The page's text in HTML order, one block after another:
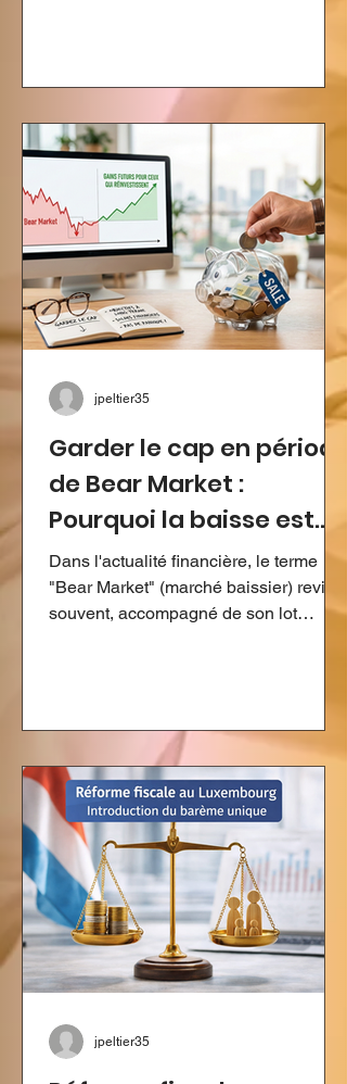
campagne française débutera le 9 avril
, soit deux jours après celle du
Luxembourg qui s'ouvrira le 7 avril .
Pour les résidents et les frontaliers, ces
quelques semaines sont cruciales.
Quelle échéance pour votre profil ? La
stratégie "combinée" : Pour une
Garder le cap en période
de Bear Market :
Pourquoi la baisse est
votre alliée
Dans l'actualité financière, le terme
"Bear Market" (marché baissier) revient
souvent, accompagné de son lot
Market : Les soldes de la finance
Imaginez que votre magasin de
vêtements préféré annonce -30% sur
toute la collection. Vous seriez ravi,
n'est-ce pas ? En bourse, c'est la
même chose. Une correction de
marché permet d'acquérir
jpeltier35
jpeltier35